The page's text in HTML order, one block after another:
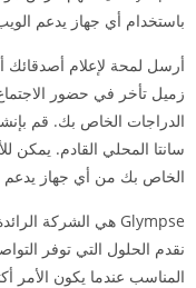
باستخدام أي جهاز يدعم
أرسل لمحة لإعلام
الخاص بك من أي جهاز يدعم
نقدم الحلول التي توفر
المناسب عندما يكون الأمر